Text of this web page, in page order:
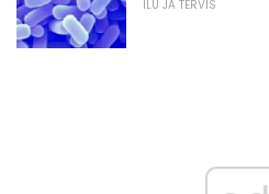
ILU JA TERVIS